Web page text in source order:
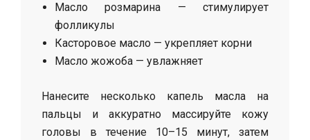
Масло розмарина — стимулирует
фолликулы
Касторовое масло — укрепляет корни
Масло жожоба — увлажняет
Нанесите несколько капель масла на
пальцы и аккуратно массируйте кожу
головы в течение 10–15 минут, затем